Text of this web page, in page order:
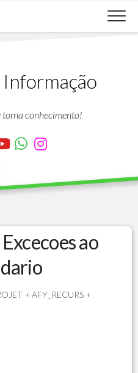
Informação
conhecimento!
ao
+ AFY_RECURS +